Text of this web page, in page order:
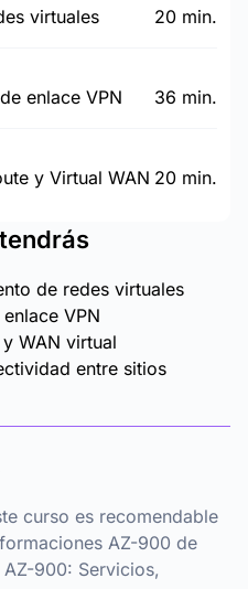
virtuales 20 min.
enlace VPN 36 min.
y Virtual WAN 20 min.
de redes virtuales
VPN
WAN virtual
entre sitios
curso es recomendable
AZ-900 de
AZ-900: Servicios,